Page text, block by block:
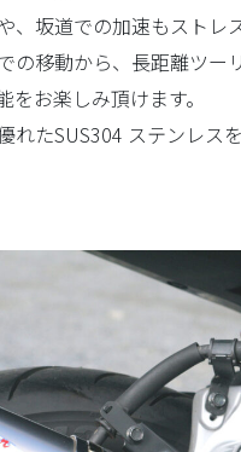
、坂道での加速もストレ
の移動から、長距離ツー
お楽しみ頂けます。
れたSUS304 ステンレス